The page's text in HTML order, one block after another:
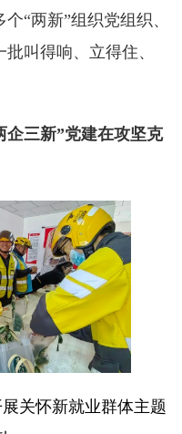
“两新”组织党组织、
叫得响、立得住、
企三新”党建在攻坚克
关怀新就业群体主题